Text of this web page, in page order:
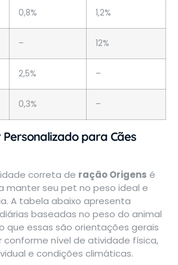
0,8% 1,2%
– 12%
2,5% –
0,3% –
para Cães
correta de ração Origens é
manter seu pet no peso ideal e
A tabela abaixo apresenta
baseadas no peso do animal
que essas são orientações gerais
conforme nível de atividade física,
e condições climáticas.